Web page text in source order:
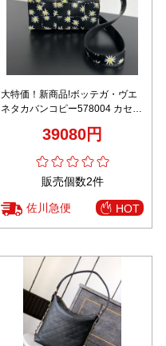
大特価！新商品!ボッテガ・ヴエ
ネタカバンコピー578004 カセッ
39080円
販売個数2件
佐川急便 HOT